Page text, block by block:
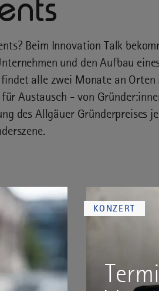
Beim Innovation Talk
und den Aufbau
alle zwei Monate an
Austausch - von
des Allgäuer Gründerpreises
KONZERT